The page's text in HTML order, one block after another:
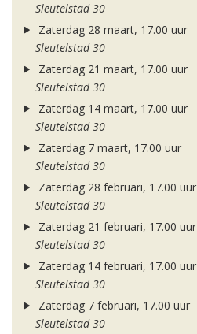
Sleutelstad 30
Zaterdag 28 maart, 17.00 uur
Sleutelstad 30
Zaterdag 21 maart, 17.00 uur
Sleutelstad 30
Zaterdag 14 maart, 17.00 uur
Sleutelstad 30
Zaterdag 7 maart, 17.00 uur
Sleutelstad 30
Zaterdag 28 februari, 17.00 uur
Sleutelstad 30
Zaterdag 21 februari, 17.00 uur
Sleutelstad 30
Zaterdag 14 februari, 17.00 uur
Sleutelstad 30
Zaterdag 7 februari, 17.00 uur
Sleutelstad 30